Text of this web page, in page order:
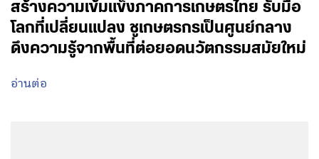
สร้างความเข้มแข็งภาคการเกษตรไทย รับมือ
โลกที่เปลี่ยนแปลง ชูเกษตรกรเป็นศูนย์กลาง
ดึงความรู้จากพื้นที่ต่อยอดนวัตกรรมสมัยใหม่
อ่านต่อ